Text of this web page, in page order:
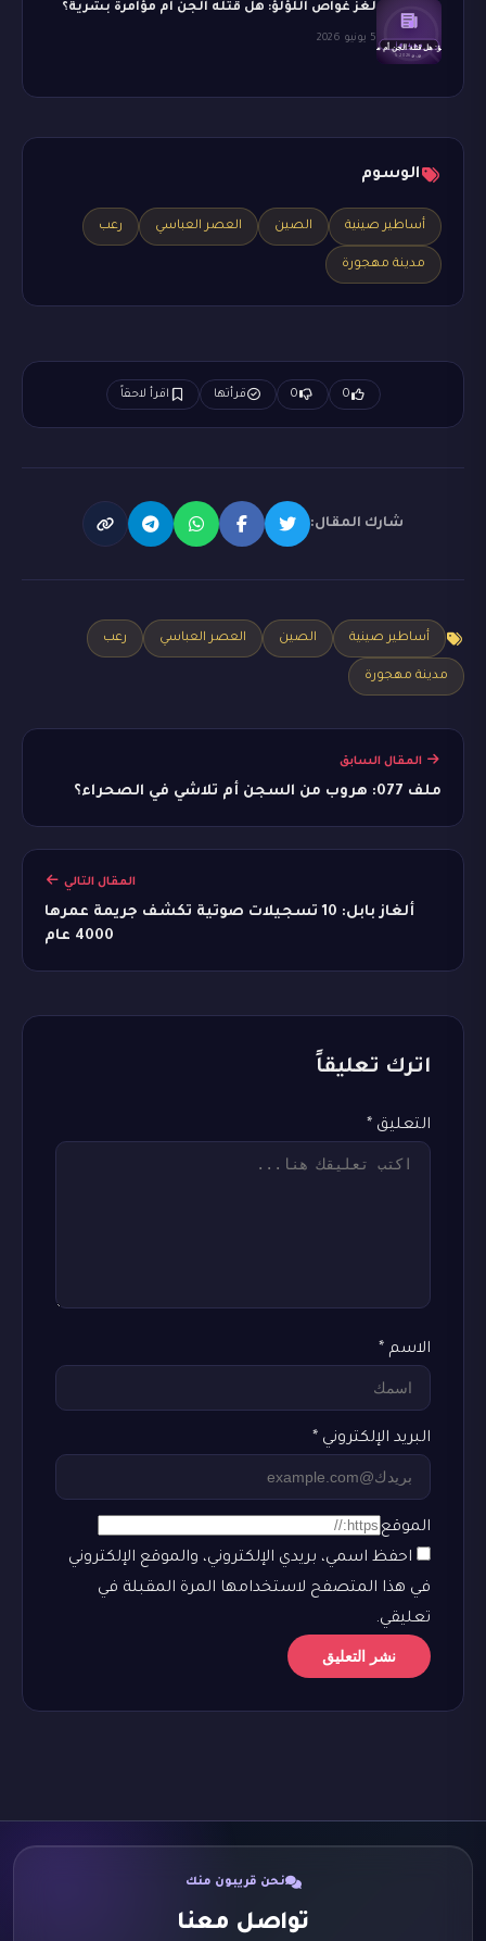
لغز غواص اللؤلؤ: هل قتله الجن أم مؤامرة بشرية؟
5 يونيو 2026
الوسوم
أساطير صينية الصين العصر العباسي رعب
مدينة مهجورة
0
0 قرأتها اقرأ لاحقاً
شارك المقال:
أساطير صينية الصين العصر العباسي رعب
مدينة مهجورة
المقال السابق
ملف 077: هروب من السجن أم تلاشي في الصحراء؟
المقال التالي
ألغاز بابل: 10 تسجيلات صوتية تكشف جريمة عمرها
4000 عام
اترك تعليقاً
التعليق *
الاسم *
البريد الإلكتروني *
الموقع
احفظ اسمي، بريدي الإلكتروني، والموقع الإلكتروني
في هذا المتصفح لاستخدامها المرة المقبلة في
تعليقي.
نحن قريبون منك
تواصل معنا